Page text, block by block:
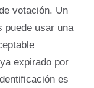
votación. Un
puede usar una
expirado por
es